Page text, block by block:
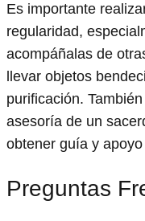
Es importante
regularidad,
acompáñalas de
llevar objetos
purificación.
asesoría de un
obtener guía y
Preguntas